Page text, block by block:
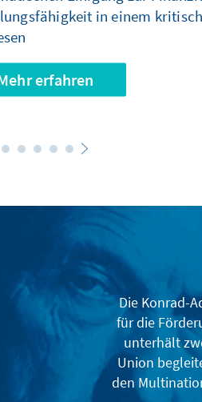
in einem
erfahren
Die Konrad-
für die
unterhält
Union
den